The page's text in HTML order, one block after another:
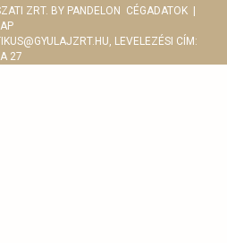
ZRT. BY PANDELON CÉGADATOK
, LEVELEZÉSI CÍM:
27